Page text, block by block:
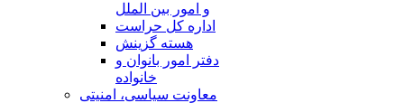
و امور بین الملل
اداره کل حراست
هسته گزینش
دفتر امور بانوان و
خانواده
معاونت سیاسی، امنیتی